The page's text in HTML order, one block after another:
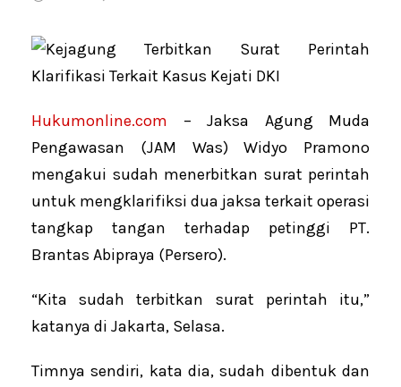
Hukumonline.com – Jaksa Agung Muda
Pengawasan (JAM Was) Widyo Pramono
mengakui sudah menerbitkan surat perintah
untuk mengklarifiksi dua jaksa terkait operasi
tangkap tangan terhadap petinggi PT.
Brantas Abipraya (Persero).
“Kita sudah terbitkan surat perintah itu,”
katanya di Jakarta, Selasa.
Timnya sendiri, kata dia, sudah dibentuk dan